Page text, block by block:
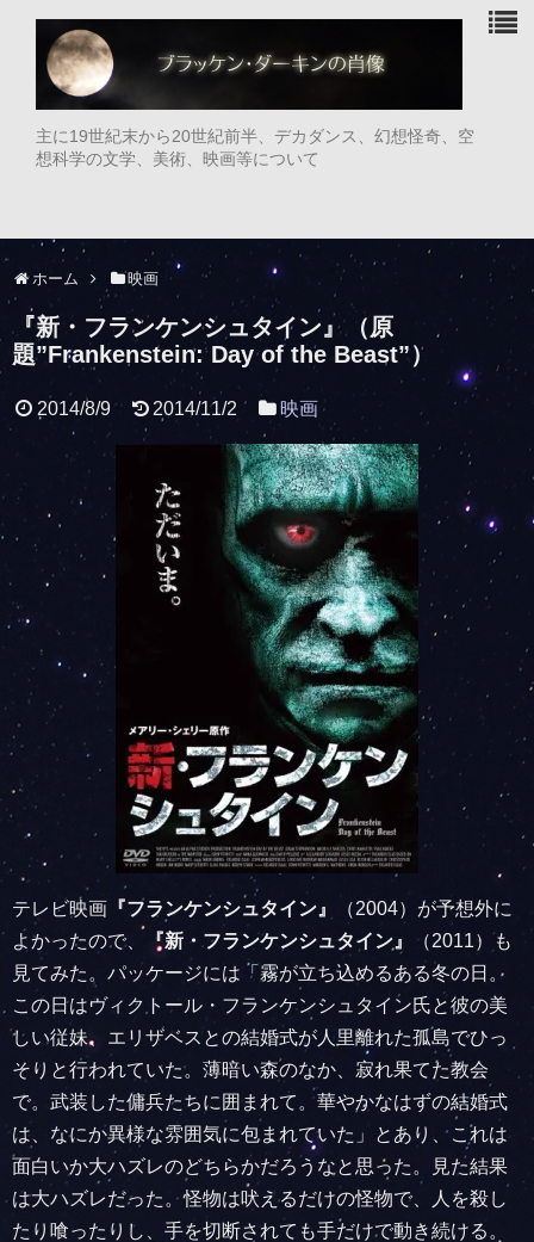
主に19世紀末から20世紀前半、デカダンス、幻想怪奇、空
想科学の文学、美術、映画等について
ホーム 映画
『新・フランケンシュタイン』（原
題”Frankenstein: Day of the Beast”）
2014/8/9 2014/11/2 映画
テレビ映画 『フランケンシュタイン』
（2004）が予想外に
よかったので、
『新・フランケンシュタイン』
（2011）も
見てみた。パッケージには「霧が立ち込めるある冬の日。
この日はヴィクトール・フランケンシュタイン氏と彼の美
しい従妹、エリザベスとの結婚式が人里離れた孤島でひっ
そりと行われていた。薄暗い森のなか、寂れ果てた教会
で。武装した傭兵たちに囲まれて。華やかなはずの結婚式
は、なにか異様な雰囲気に包まれていた」とあり、これは
面白いか大ハズレのどちらかだろうなと思った。見た結果
は大ハズレだった。怪物は吠えるだけの怪物で、人を殺し
たり喰ったりし、手を切断されても手だけで動き続ける。